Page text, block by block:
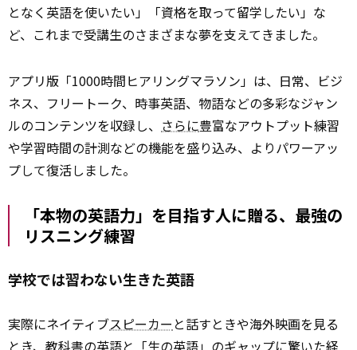
となく英語を使いたい」「資格を取って留学したい」な
ど、これまで受講生のさまざまな夢を支えてきました。
アプリ版「1000時間ヒアリングマラソン」は、日常、ビジ
ネス、フリートーク、時事英語、物語などの多彩なジャン
ルのコンテンツを収録し、 さらに豊富なアウトプット練習
や学習時間の計測などの機能を盛り込み、よりパワーアッ
プして復活しました。
「本物の英語力」を目指す人に贈る、最強の
リスニング練習
学校では習わない生きた英語
実際にネイティブスピーカー と話すときや海外映画を見る
とき、教科書の英語と「生の英語」のギャップに驚いた経